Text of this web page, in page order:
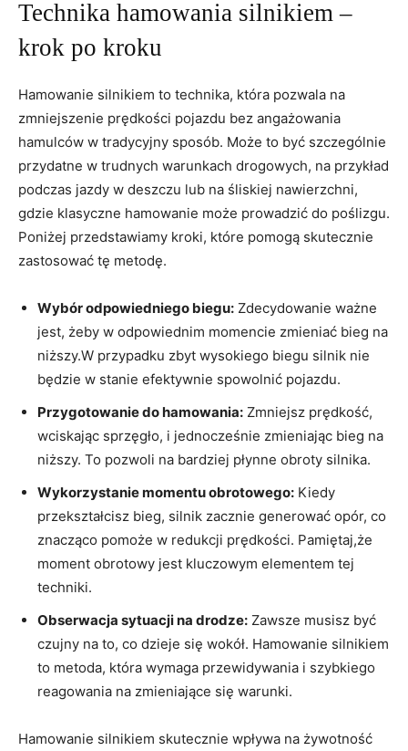
Technika hamowania silnikiem –
krok po kroku
Hamowanie silnikiem to technika, która pozwala na
zmniejszenie prędkości pojazdu bez angażowania
hamulców w tradycyjny sposób. Może to być szczególnie
przydatne w trudnych warunkach drogowych, na przykład
podczas jazdy w deszczu lub na śliskiej nawierzchni,
gdzie klasyczne hamowanie może prowadzić do poślizgu.
Poniżej przedstawiamy kroki, które pomogą skutecznie
zastosować tę metodę.
Wybór odpowiedniego biegu: Zdecydowanie ważne
jest, żeby w odpowiednim momencie zmieniać bieg na
niższy.W przypadku zbyt wysokiego biegu silnik nie
będzie w stanie efektywnie spowolnić pojazdu.
Przygotowanie do hamowania: Zmniejsz prędkość,
wciskając sprzęgło, i jednocześnie zmieniając bieg na
niższy. To pozwoli na bardziej płynne obroty silnika.
Wykorzystanie momentu obrotowego: Kiedy
przekształcisz bieg, silnik zacznie generować opór, co
znacząco pomoże w redukcji prędkości. Pamiętaj,że
moment obrotowy jest kluczowym elementem tej
techniki.
Obserwacja sytuacji na drodze: Zawsze musisz być
czujny na to, co dzieje się wokół. Hamowanie silnikiem
to metoda, która wymaga przewidywania i szybkiego
reagowania na zmieniające się warunki.
Hamowanie silnikiem skutecznie wpływa na żywotność